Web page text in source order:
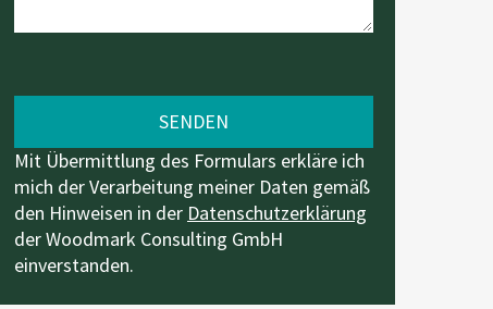
Mit Übermittlung des Formulars erkläre ich
mich der Verarbeitung meiner Daten gemäß
den Hinweisen in der Datenschutzerklärung
der Woodmark Consulting GmbH
einverstanden.